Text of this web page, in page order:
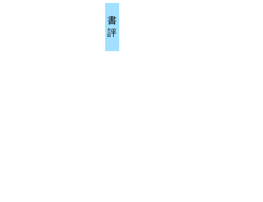
書
評